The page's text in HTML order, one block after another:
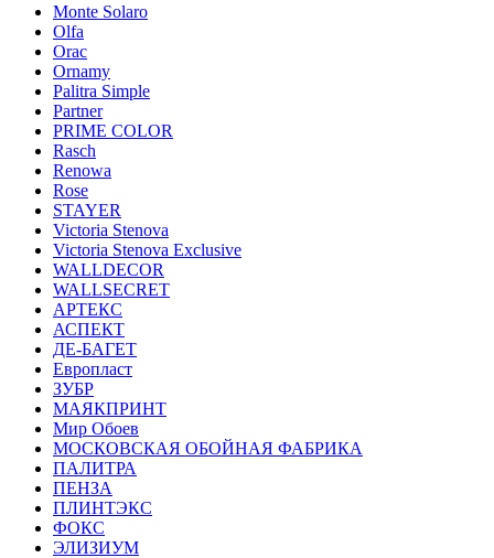
Monte Solaro
Olfa
Orac
Ornamy
Palitra Simple
Partner
PRIME COLOR
Rasch
Renowa
Rose
STAYER
Victoria Stenova
Victoria Stenova Exclusive
WALLDECOR
WALLSECRET
АРТЕКС
АСПЕКТ
ДЕ-БАГЕТ
Европласт
ЗУБР
МАЯКПРИНТ
Мир Обоев
МОСКОВСКАЯ ОБОЙНАЯ ФАБРИКА
ПАЛИТРА
ПЕНЗА
ПЛИНТЭКС
ФОКС
ЭЛИЗИУМ